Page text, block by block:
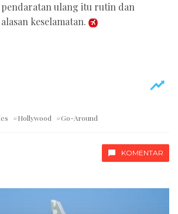
pendaratan ulang itu rutin dan
keselamatan.
Hollywood Go-Around
KOMENTAR